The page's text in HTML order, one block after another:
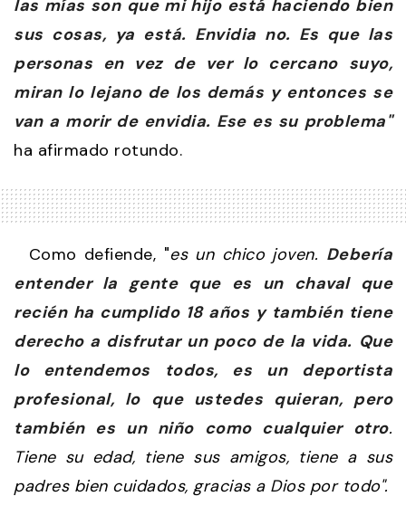
las mías son que mi hijo está haciendo bien
sus cosas, ya está. Envidia no. Es que las
personas en vez de ver lo cercano suyo,
miran lo lejano de los demás y entonces se
van a morir de envidia. Ese es su problema"
ha afirmado rotundo.
Como defiende, "es un chico joven. Debería
entender la gente que es un chaval que
recién ha cumplido 18 años y también tiene
derecho a disfrutar un poco de la vida. Que
lo entendemos todos, es un deportista
profesional, lo que ustedes quieran, pero
también es un niño como cualquier otro.
Tiene su edad, tiene sus amigos, tiene a sus
padres bien cuidados, gracias a Dios por todo".